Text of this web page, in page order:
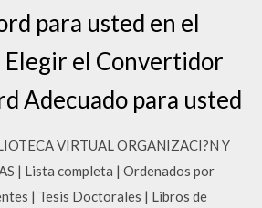
para usted en el
Elegir el Convertidor
Adecuado para usted
VIRTUAL ORGANIZACI?N Y
| Lista completa | Ordenados por
| Tesis Doctorales | Libros de